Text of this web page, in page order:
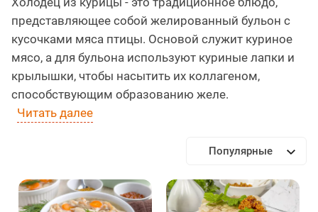
представляющее собой желированный бульон с
кусочками мяса птицы. Основой служит куриное
мясо, а для бульона используют куриные лапки и
крылышки, чтобы насытить их коллагеном,
способствующим образованию желе.
Читать далее
Популярные